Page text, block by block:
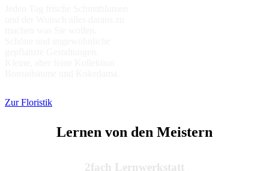
Zur Floristik
Lernen von den Meistern
2fach Lernwerkstatt